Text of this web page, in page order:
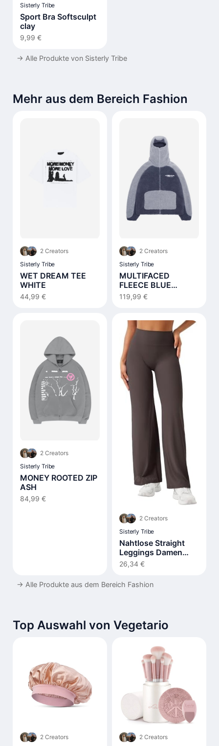
Sisterly Tribe
Sport Bra Softsculpt
clay
9,99 €
→ Alle Produkte von Sisterly Tribe
Mehr aus dem Bereich Fashion
2 Creators
Sisterly Tribe
WET DREAM TEE
WHITE
44,99 €
2 Creators
Sisterly Tribe
MULTIFACED
FLEECE BLUE
NOTES
119,99 €
2 Creators
Sisterly Tribe
MONEY ROOTED ZIP
ASH
84,99 €
2 Creators
Sisterly Tribe
Nahtlose Straight
Leggings Damen
Hohe Taille Flared
26,34 €
→ Alle Produkte aus dem Bereich Fashion
Top Auswahl von Vegetario
2 Creators
2 Creators